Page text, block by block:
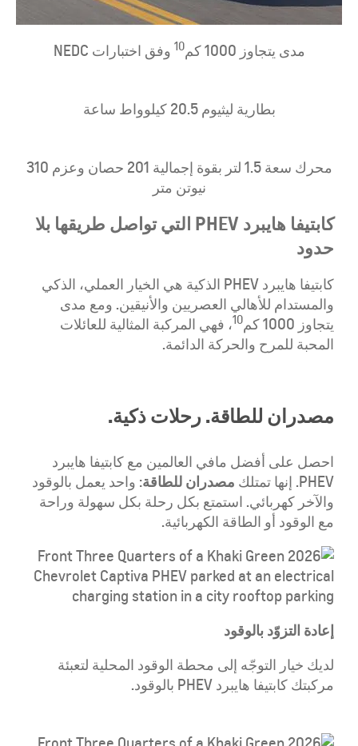
مدى يتجاوز 1000 كم 10 وفق اختبارات NEDC
بطارية ليثيوم 20.5 كيلوواط ساعة
محرك سعة 1.5 لتر بقوة إجمالية 201 حصان وعزم 310
نيوتن متر
كابتيفا هايبرد PHEV التي تواصل طريقها بلا
حدود
كابتيفا هايبرد PHEV الذكية هي الخيار العملي، الذكي
والمستدام للأهالي العصريين والأنيقين. ومع مدى
يتجاوز 1000 كم
10، فهي المركبة المثالية للعائلات
المحبة للمرح والحركة الدائمة.
مصدران للطاقة. رحلات ذكية.
احصل على أفضل مافي العالمين مع كابتيفا هايبرد
PHEV. إنها تمتلك مصدران للطاقة: واحد يعمل بالوقود
والآخر كهربائي. استمتع بكل رحلة بكل سهولة وراحة
مع الوقود أو الطاقة الكهربائية.
إعادة التزوّد بالوقود
لديك خيار التوجّه إلى محطة الوقود المحلية لتعبئة
مركبتك كابتيفا هايبرد PHEV بالوقود.